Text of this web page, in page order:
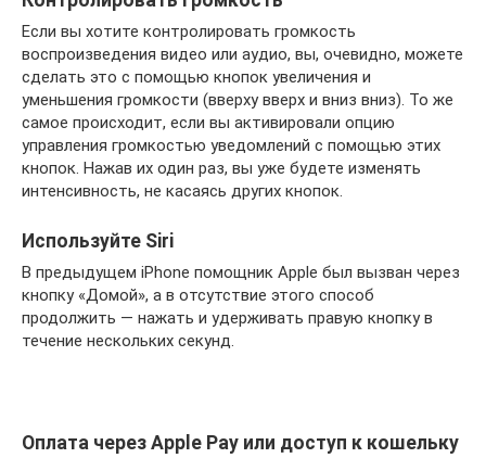
Если вы хотите контролировать громкость
воспроизведения видео или аудио, вы, очевидно, можете
сделать это с помощью кнопок увеличения и
уменьшения громкости (вверху вверх и вниз вниз). То же
самое происходит, если вы активировали опцию
управления громкостью уведомлений с помощью этих
кнопок. Нажав их один раз, вы уже будете изменять
интенсивность, не касаясь других кнопок.
Используйте Siri
В предыдущем iPhone помощник Apple был вызван через
кнопку «Домой», а в отсутствие этого способ
продолжить — нажать и удерживать правую кнопку в
течение нескольких секунд.
Оплата через Apple Pay или доступ к кошельку